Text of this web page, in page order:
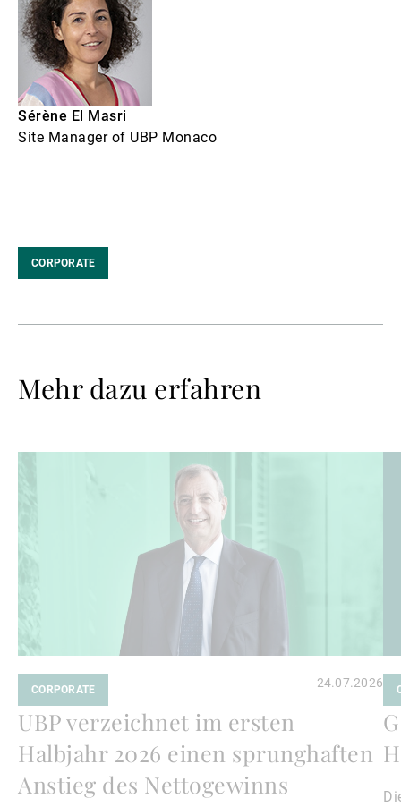
Sérène El Masri
Site Manager of UBP Monaco
CORPORATE
Mehr dazu erfahren
CORPORATE 24.07.2026
UBP verzeichnet im ersten
Halbjahr 2026 einen sprunghaften
Anstieg des Nettogewinns